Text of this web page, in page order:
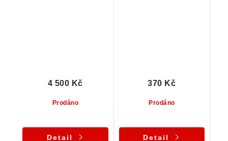
Prodáno
4 500 Kč
Detail
Prodáno
370 Kč
Detail